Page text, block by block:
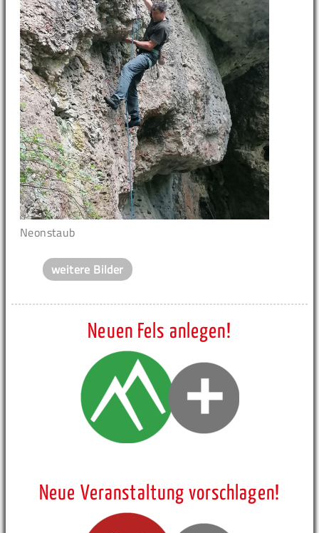
Neonstaub
weitere Bilder
Neuen Fels anlegen!
Neue Veranstaltung vorschlagen!